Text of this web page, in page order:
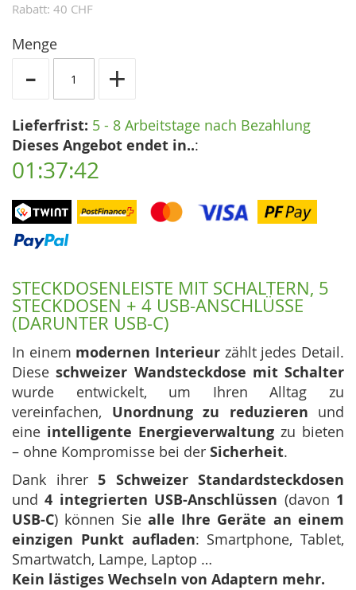
Rabatt: 40 CHF
Menge
- +
Lieferfrist: 5 - 8 Arbeitstage nach Bezahlung
Dieses Angebot endet in..:
01:37:42
STECKDOSENLEISTE MIT SCHALTERN, 5
STECKDOSEN + 4 USB-ANSCHLÜSSE
(DARUNTER USB-C)
In einem modernen Interieur zählt jedes Detail.
Dieseschweizer Wandsteckdose mit Schalter
wurde entwickelt, um Ihren Alltag zu
vereinfachen, Unordnung zu reduzieren und
eine intelligente Energieverwaltung zu bieten
– ohne Kompromisse bei der Sicherheit.
Dank ihrer 5 Schweizer Standardsteckdosen
und4 integrierten USB-Anschlüssen (davon 1
USB-C) können Sie alle Ihre Geräte an einem
einzigen Punkt aufladen: Smartphone, Tablet,
Smartwatch, Lampe, Laptop …
Kein lästiges Wechseln von Adaptern mehr.